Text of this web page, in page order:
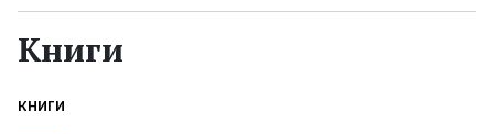
Жанры
Книги
КНИГИ